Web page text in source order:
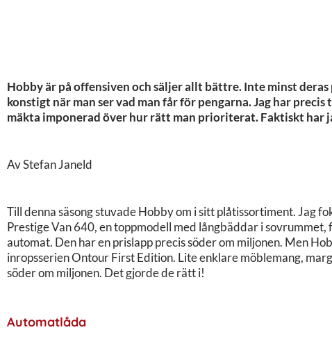
Hobby är på offensiven och säljer allt bättre. Inte minst
konstigt när man ser vad man får för pengarna. Jag har
mäkta imponerad över hur rätt man prioriterat. Faktiskt har
Av Stefan Janeld
Till denna säsong stuvade Hobby om i sitt plåtissortiment. Jag
Prestige Van 640, en toppmodell med långbäddar i
automat. Den har en prislapp precis söder om miljonen. Men
inropsserien Ontour First Edition. Lite enklare möblemang,
söder om miljonen. Det gjorde de rätt i!
Automatlåda